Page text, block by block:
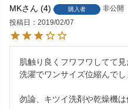
MK 4 購入者
非公開
投稿日
2019/02/07
肌触り良くフワフワしてて
洗濯でワンサイズ位縮んでし
勿論、キツイ洗剤や乾燥機は